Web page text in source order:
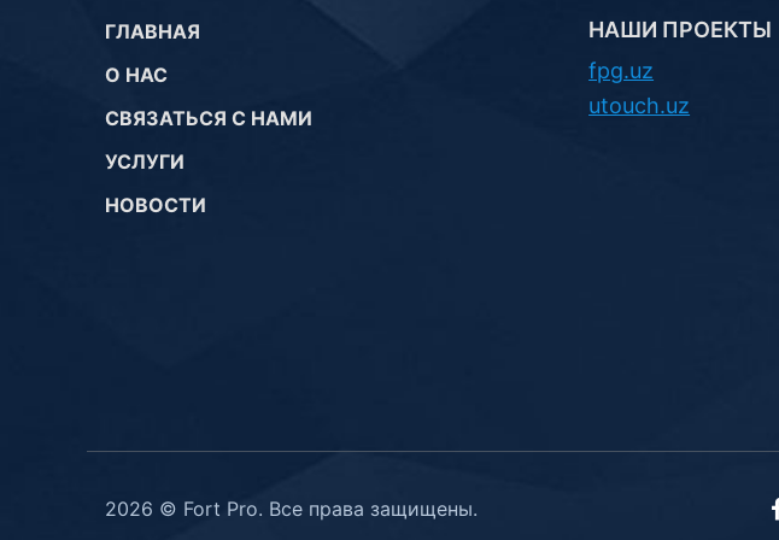
ГЛАВНАЯ
О НАС
СВЯЗАТЬСЯ С НАМИ
УСЛУГИ
НОВОСТИ
НАШИ ПРОЕКТЫ
fpg.uz
utouch.uz
2026 © Fort Pro. Все права защищены.